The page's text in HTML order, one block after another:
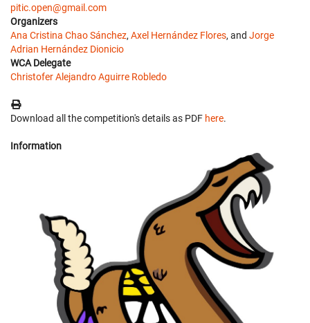
pitic.open@gmail.com
Organizers
Ana Cristina Chao Sánchez, Axel Hernández Flores, and Jorge
Adrian Hernández Dionicio
WCA Delegate
Christofer Alejandro Aguirre Robledo
Download all the competition's details as PDF here.
Information